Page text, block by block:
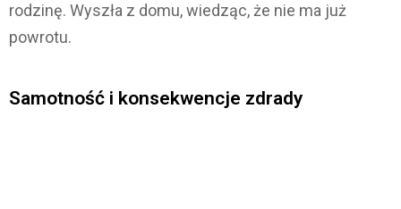
rodzinę. Wyszła z domu, wiedząc, że nie ma już
powrotu.
Samotność i konsekwencje zdrady